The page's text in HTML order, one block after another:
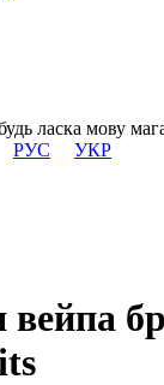
ласка мову
РУС
УКР